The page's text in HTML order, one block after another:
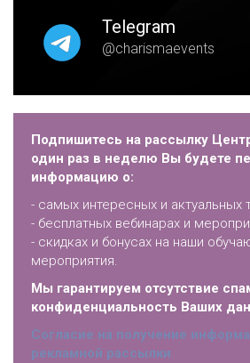
Telegram
@charismaevents
Подпишитесь на рассылку
один раз в неделю Вы будете
информацию о:
- самых интересных и актуальных
- бесплатных вебинарах и
- скидках и бонусах на наши
мероприятия.
Мы гарантируем отсутствие
конфиденциальность Ваших
Согласие на получение
рекламной рассылки